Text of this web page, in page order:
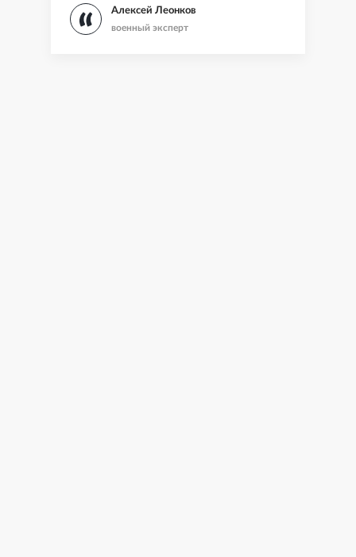
Алексей Леонков
военный эксперт